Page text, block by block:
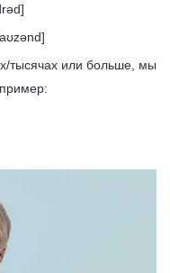
тысячах или больше, мы